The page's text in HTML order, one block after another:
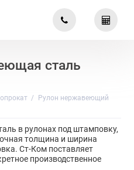
сталь
Рулон нержавеющий
в рулонах под штамповку,
толщина и ширина
Ст-Ком поставляет
производственное